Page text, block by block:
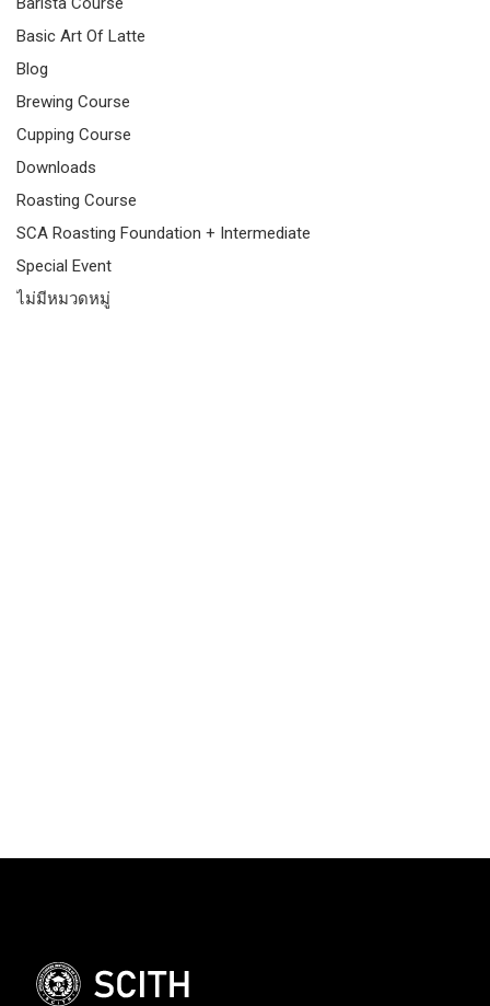
Basic Art Of Latte
Blog
Brewing Course
Cupping Course
Downloads
Roasting Course
SCA Roasting Foundation + Intermediate
Special Event
ไม่มีหมวดหมู่